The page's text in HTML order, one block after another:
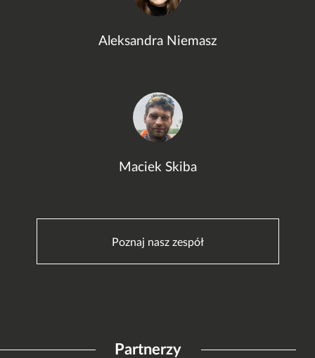
Aleksandra Niemasz
Maciek Skiba
Poznaj nasz zespół
Partnerzy